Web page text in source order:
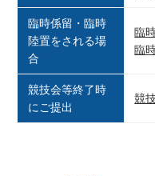
臨時係留・臨時
陸置をされる場
合
臨
臨
競技会等終了時
にご提出
競